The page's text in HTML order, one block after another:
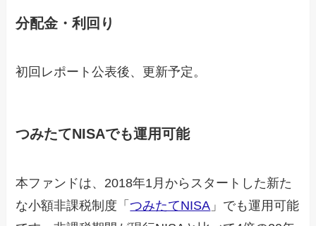
分配金・利回り
初回レポート公表後、更新予定。
つみたてNISAでも運用可能
本ファンドは、2018年1月からスタートした新た
な小額非課税制度「つみたてNISA 」でも運用可能